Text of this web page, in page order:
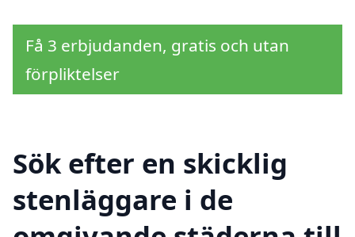
Få 3 erbjudanden, gratis och utan
förpliktelser
Sök efter en skicklig
stenläggare i de